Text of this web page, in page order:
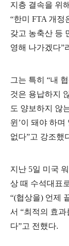
지층 결속을 위
“한미 FTA 개정
갖고 농축산 등
영해 나가겠다”
그는 특히 “내
것은 용납하지
도 양보하지 않
윈 ’이 돼야 하며
없다”고 강조했
지난 5일 미국
상 때 수석대표
“(협상을) 언제
서 “최적의 효과
다”고 전했다.